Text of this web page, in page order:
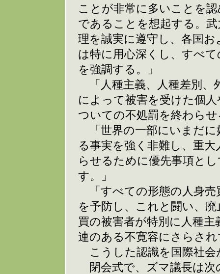
ことが非常に多いことを
であることを想起する。
理を誠実に遵守し、各国
は特に用心深くし、すべ
を強調する。」
「人種主義、人種差別、
によって被害を受けた個
ついての不処罰を終わら
「世界の一部にいまだに
る事実を強く非難し、重
らせるために優先事項と
す。」
「すべての形態の人身売
を予防し、これと闘い、
買の被害者が特別に人種
連のある不寛容にさらさ
こうした認識を国際社会
閉会式で、ズマ議長は次